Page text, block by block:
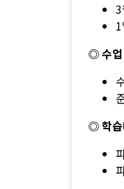
◎ 수업
◎ 학습